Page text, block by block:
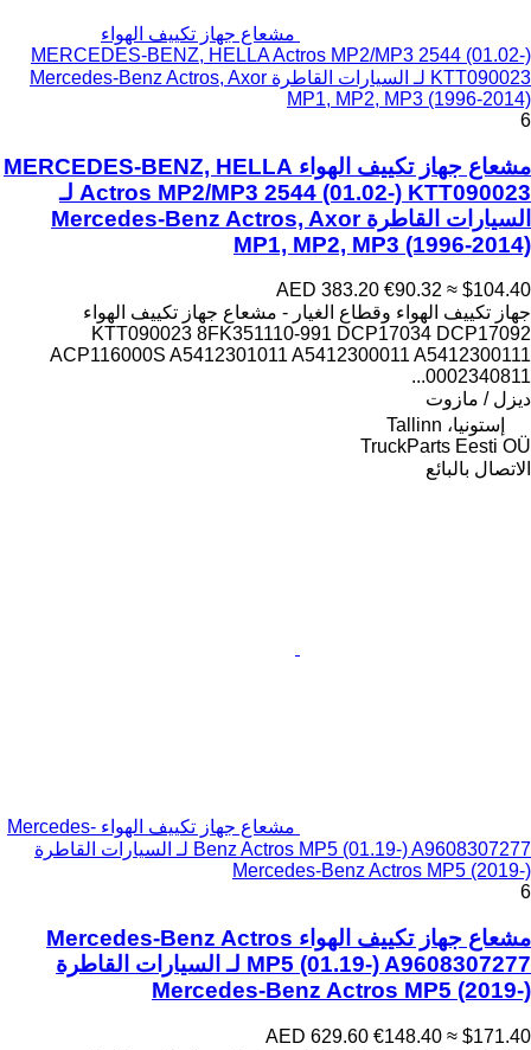
مشعاع جهاز تكييف الهواء
MERCEDES-BENZ, HELLA Actros MP2/MP3 2544 (01.02-)
KTT090023 لـ السيارات القاطرة Mercedes-Benz Actros, Axor
MP1, MP2, MP3 (1996-2014)
6
مشعاع جهاز تكييف الهواء MERCEDES-BENZ, HELLA
Actros MP2/MP3 2544 (01.02-) KTT090023 لـ
السيارات القاطرة Mercedes-Benz Actros, Axor
MP1, MP2, MP3 (1996-2014)
AED 383.20 €90.32 ≈ $104.40
جهاز تكييف الهواء وقطاع الغيار - مشعاع جهاز تكييف الهواء
KTT090023 8FK351110-991 DCP17034 DCP17092
ACP116000S A5412301011 A5412300011 A5412300111
0002340811...
ديزل / مازوت
إستونيا، Tallinn
TruckParts Eesti OÜ
الاتصال بالبائع
مشعاع جهاز تكييف الهواء Mercedes-
Benz Actros MP5 (01.19-) A9608307277 لـ السيارات القاطرة
Mercedes-Benz Actros MP5 (2019-)
6
مشعاع جهاز تكييف الهواء Mercedes-Benz Actros
MP5 (01.19-) A9608307277 لـ السيارات القاطرة
Mercedes-Benz Actros MP5 (2019-)
AED 629.60 €148.40 ≈ $171.40